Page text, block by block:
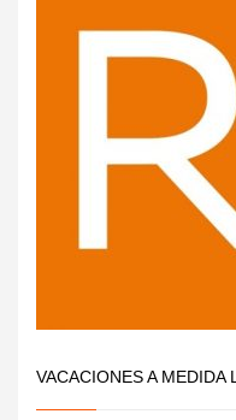
VACACIONES A